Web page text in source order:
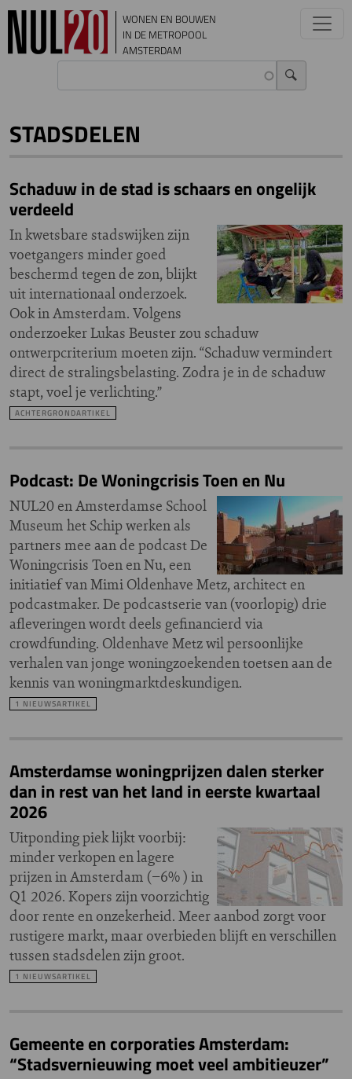
Overslaan en naar de inhoud gaan
WONEN EN BOUWEN
IN DE METROPOOL
AMSTERDAM
STADSDELEN
Schaduw in de stad is schaars en ongelijk
verdeeld
In kwetsbare stadswijken zijn
voetgangers minder goed
beschermd tegen de zon, blijkt
uit internationaal onderzoek.
Ook in Amsterdam. Volgens
onderzoeker Lukas Beuster zou schaduw
ontwerpcriterium moeten zijn. “Schaduw vermindert
direct de stralingsbelasting. Zodra je in de schaduw
stapt, voel je verlichting.”
ACHTERGRONDARTIKEL
Podcast: De Woningcrisis Toen en Nu
NUL20 en Amsterdamse School
Museum het Schip werken als
partners mee aan de podcast De
Woningcrisis Toen en Nu, een
initiatief van Mimi Oldenhave Metz, architect en
podcastmaker. De podcastserie van (voorlopig) drie
afleveringen wordt deels gefinancierd via
crowdfunding. Oldenhave Metz wil persoonlijke
verhalen van jonge woningzoekenden toetsen aan de
kennis van woningmarktdeskundigen.
1 NIEUWSARTIKEL
Amsterdamse woningprijzen dalen sterker
dan in rest van het land in eerste kwartaal
2026
Uitponding piek lijkt voorbij:
minder verkopen en lagere
prijzen in Amsterdam (−6% ) in
Q1 2026. Kopers zijn voorzichtig
door rente en onzekerheid. Meer aanbod zorgt voor
rustigere markt, maar overbieden blijft en verschillen
tussen stadsdelen zijn groot.
1 NIEUWSARTIKEL
Gemeente en corporaties Amsterdam:
“Stadsvernieuwing moet veel ambitieuzer”